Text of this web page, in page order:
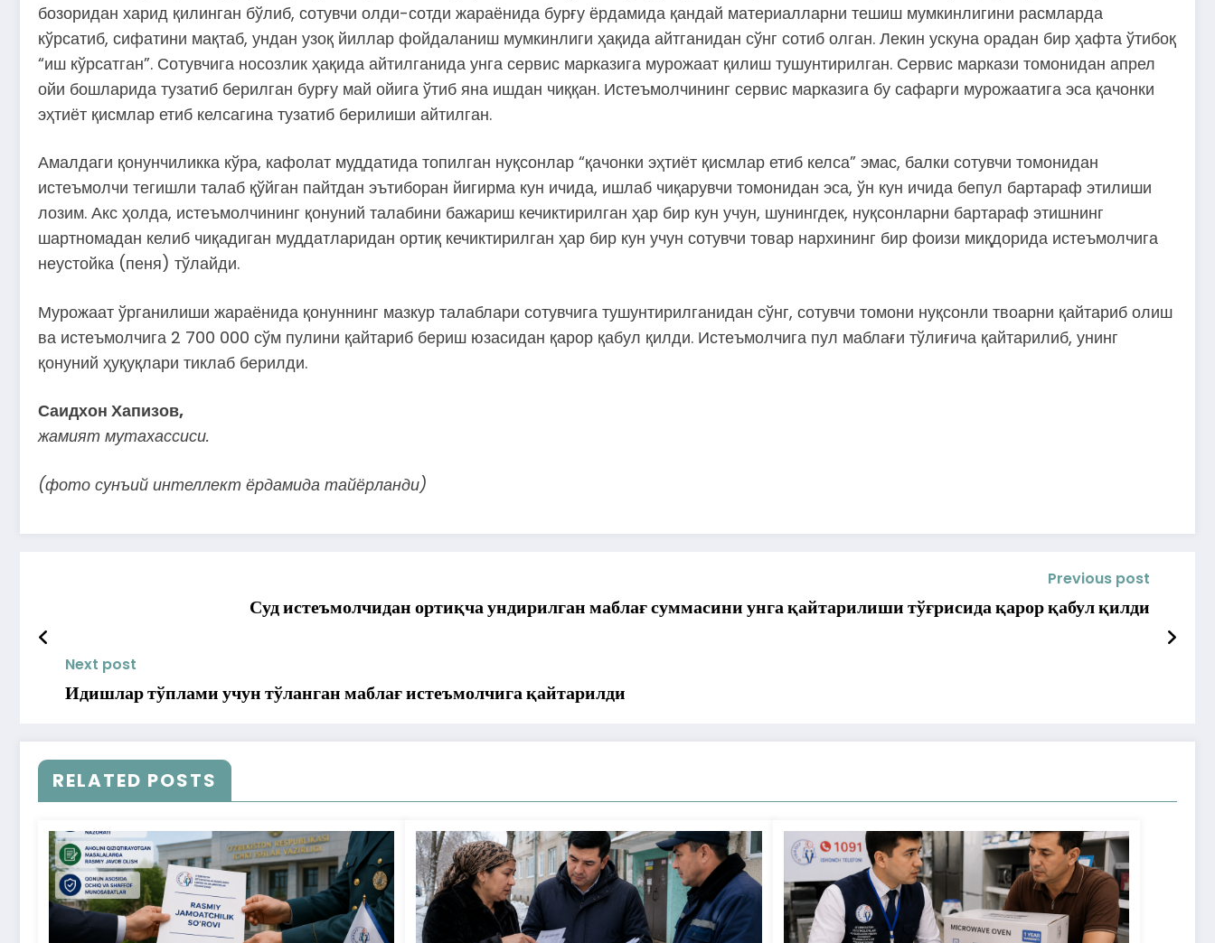
бозоридан харид қилинган бўлиб, сотувчи олди-сотди жараёнида бурғу ёрдамида қандай материалларни тешиш мумкинлигини расмларда
кўрсатиб, сифатини мақтаб, ундан узоқ йиллар фойдаланиш мумкинлиги ҳақида айтганидан сўнг сотиб олган. Лекин ускуна орадан бир ҳафта ўтибоқ
“иш кўрсатган”. Сотувчига носозлик ҳақида айтилганида унга сервис марказига мурожаат қилиш тушунтирилган. Сервис маркази томонидан апрел
ойи бошларида тузатиб берилган бурғу май ойига ўтиб яна ишдан чиққан. Истеъмолчининг сервис марказига бу сафарги мурожаатига эса қачонки
эҳтиёт қисмлар етиб келсагина тузатиб берилиши айтилган.
Амалдаги қонунчиликка кўра, кафолат муддатида топилган нуқсонлар “қачонки эҳтиёт қисмлар етиб келса” эмас, балки сотувчи томонидан
истеъмолчи тегишли талаб қўйган пайтдан эътиборан йигирма кун ичида, ишлаб чиқарувчи томонидан эса, ўн кун ичида бепул бартараф этилиши
лозим. Акс ҳолда, истеъмолчининг қонуний талабини бажариш кечиктирилган ҳар бир кун учун, шунингдек, нуқсонларни бартараф этишнинг
шартномадан келиб чиқадиган муддатларидан ортиқ кечиктирилган ҳар бир кун учун сотувчи товар нархининг бир фоизи миқдорида истеъмолчига
неустойка (пеня) тўлайди.
Мурожаат ўрганилиши жараёнида қонуннинг мазкур талаблари сотувчига тушунтирилганидан сўнг, сотувчи томони нуқсонли твоарни қайтариб олиш
ва истеъмолчига 2 700 000 сўм пулини қайтариб бериш юзасидан қарор қабул қилди. Истеъмолчига пул маблағи тўлиғича қайтарилиб, унинг
қонуний ҳуқуқлари тиклаб берилди.
Саидхон Хапизов,
жамият мутахассиси.
(фото сунъий интеллект ёрдамида тайёрланди)
Previous post
Суд истеъмолчидан ортиқча ундирилган маблағ суммасини унга қайтарилиши тўғрисида қарор қабул қилди
Next post
Идишлар тўплами учун тўланган маблағ истеъмолчига қайтарилди
RELATED POSTS